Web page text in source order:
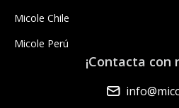
Micole Chile
Micole Perú
¡Contacta con